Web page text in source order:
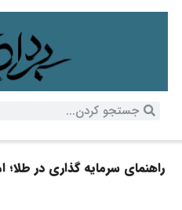
راهنمای سرمایه‌ گذاری در طلا؛